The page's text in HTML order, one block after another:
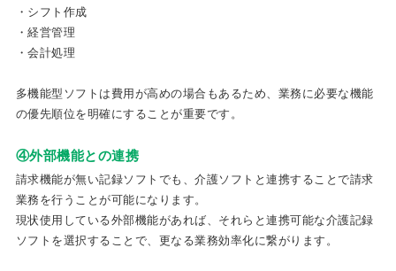
・シフト作成
・経営管理
・会計処理
多機能型ソフトは費用が高めの場合もあるため、業務に必要な機能
の優先順位を明確にすることが重要です。
④外部機能との連携
請求機能が無い記録ソフトでも、介護ソフトと連携することで請求
業務を行うことが可能になります。
現状使用している外部機能があれば、それらと連携可能な介護記録
ソフトを選択することで、更なる業務効率化に繋がります。